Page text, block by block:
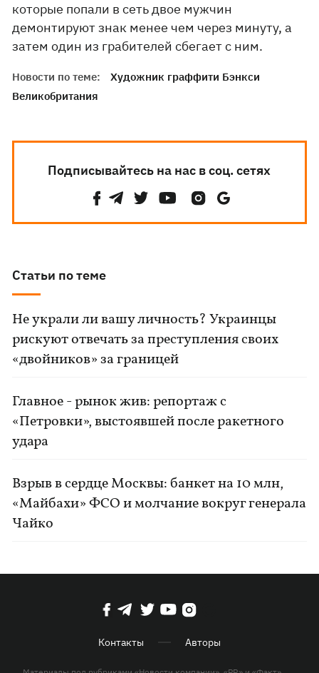
которые попали в сеть двое мужчин
демонтируют знак менее чем через минуту, а
затем один из грабителей сбегает с ним.
Новости по теме:
Художник граффити Бэнкси
Великобритания
Подписывайтесь на нас в соц. сетях
Статьи по теме
Не украли ли вашу личность? Украинцы
рискуют отвечать за преступления своих
«двойников» за границей
Главное - рынок жив: репортаж с
«Петровки», выстоявшей после ракетного
удара
Взрыв в сердце Москвы: банкет на 10 млн,
«Майбахи» ФСО и молчание вокруг генерала
Чайко
Контакты Авторы